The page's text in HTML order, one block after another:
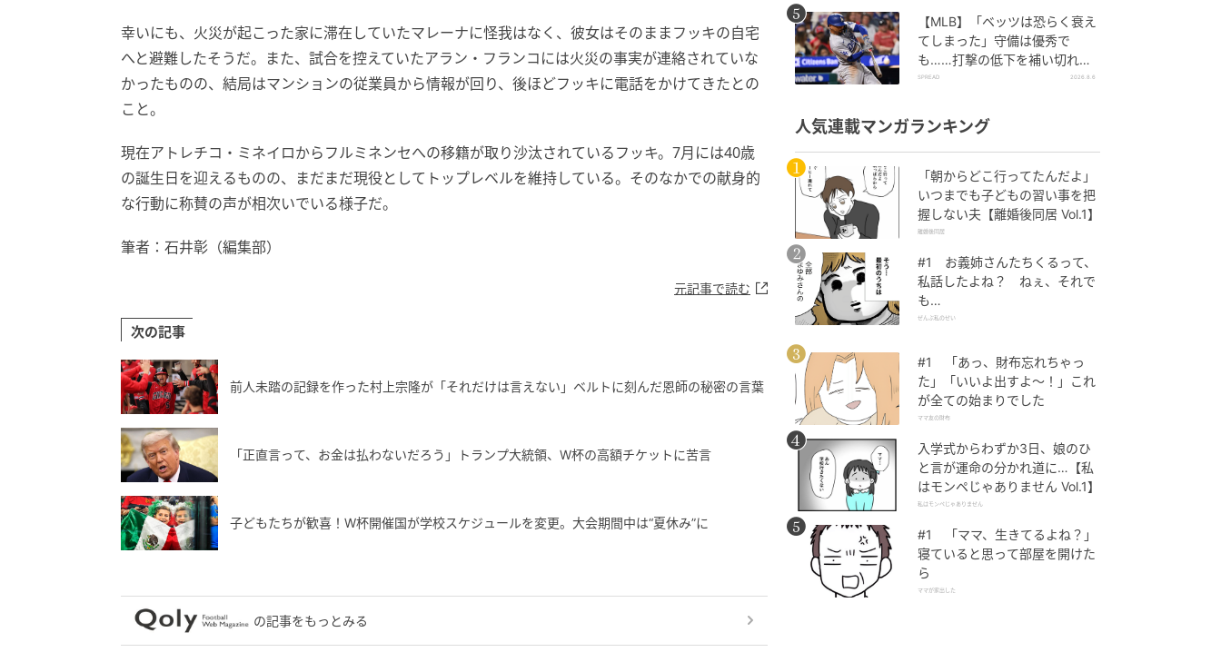
幸いにも、火災が起こった家に滞在していたマレーナに怪我はなく、彼女はそのままフッキの自宅
へと避難したそうだ。また、試合を控えていたアラン・フランコには火災の事実が連絡されていな
かったものの、結局はマンションの従業員から情報が回り、後ほどフッキに電話をかけてきたとの
こと。
現在アトレチコ・ミネイロからフルミネンセへの移籍が取り沙汰されているフッキ。7月には40歳
の誕生日を迎えるものの、まだまだ現役としてトップレベルを維持している。そのなかでの献身的
な行動に称賛の声が相次いでいる様子だ。
筆者：石井彰（編集部）
元記事で読む
次の記事
前人未踏の記録を作った村上宗隆が「それだけは言えない」ベルトに刻んだ恩師の秘密の言葉
「正直言って、お金は払わないだろう」トランプ大統領、W杯の高額チケットに苦言
子どもたちが歓喜！W杯開催国が学校スケジュールを変更。大会期間中は“夏休み”に
の記事をもっとみる
【MLB】「ベッツは恐らく衰え
てしまった」守備は優秀で
も……打撃の低下を補い切れ
ず 地元メディアが議論「未来
SPREAD 2026.8.6
人気連載マンガランキング
「朝からどこ行ってたんだよ」
いつまでも子どもの習い事を把
握しない夫【離婚後同居 Vol.1】
離婚後同居
#1 お義姉さんたちくるって、
私話したよね？ ねぇ、それで
も…
ぜんぶ私のせい
#1 「あっ、財布忘れちゃっ
た」「いいよ出すよ〜！」これ
が全ての始まりでした
ママ友の財布
入学式からわずか3日、娘のひ
と言が運命の分かれ道に…【私
はモンペじゃありません Vol.1】
私はモンペじゃありません
#1 「ママ、生きてるよね？」
寝ていると思って部屋を開けた
ら
ママが家出した